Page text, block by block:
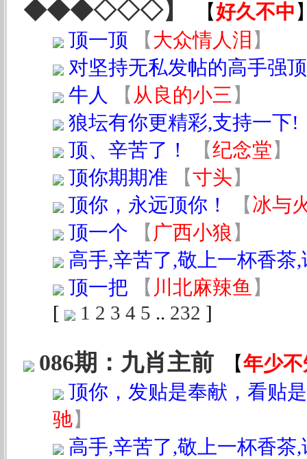
◆◆◆◇◇◇】
【好久不中
顶一顶
【 大众情人泪 】
对坚持无私发帖的高手强
牛人
【 从良的小三 】
狼坛有你更精彩,支持一下!
顶、辛苦了！
【纪念堂】
顶你期期准
【寸头】
顶你，永远顶你！
【 冰与
顶一个
【 广西小狼 】
高手,辛苦了,敬上一杯香茶
顶一把
【 川北麻辣鱼 】
[
1 2 3 4 5 .. 232 ]
086期：九肖主前 【年少
顶你，发贴是奉献，看贴
驰】
高手,辛苦了,敬上一杯香茶